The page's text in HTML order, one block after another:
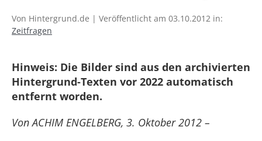
Von Hintergrund.de | Veröffentlicht am 03.10.2012 in:
Zeitfragen
Hinweis: Die Bilder sind aus den archivierten
Hintergrund-Texten vor 2022 automatisch
entfernt worden.
Von ACHIM ENGELBERG, 3. Oktober 2012 –